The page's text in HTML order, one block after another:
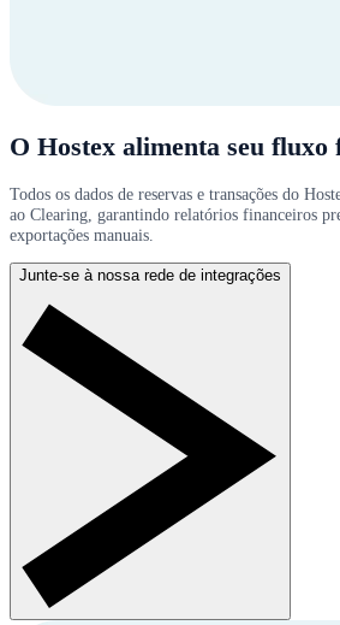
O Hostex alimenta seu fluxo
Todos os dados de reservas e transações do
ao Clearing, garantindo relatórios financeiros
exportações manuais.
Junte-se à nossa rede de integrações